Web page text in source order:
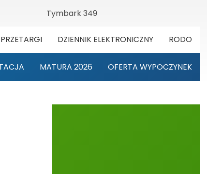
Tymbark 349
PRZETARGI DZIENNIK ELEKTRONICZNY RODO
MATURA 2026 OFERTA WYPOCZYNEK